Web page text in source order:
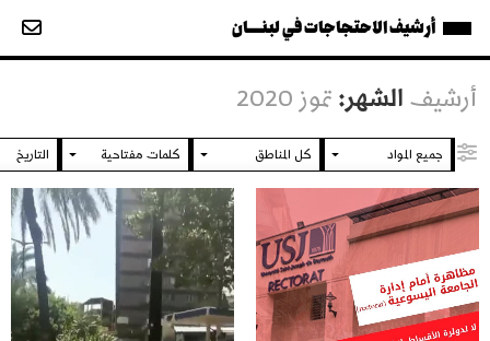
أرشيف الاحتجاجات في لبنــــان
أرشيف الشهر: تموز 2020